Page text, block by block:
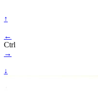
↑
←
Ctrl
→
↓